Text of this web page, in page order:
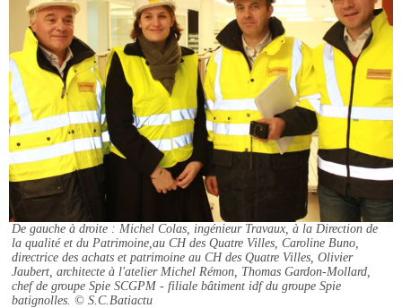
De gauche à droite : Michel Colas, ingénieur Travaux, à la Direction de
la qualité et du Patrimoine,au CH des Quatre Villes, Caroline Buno,
directrice des achats et patrimoine au CH des Quatre Villes, Olivier
Jaubert, architecte à l'atelier Michel Rémon, Thomas Gardon-Mollard,
chef de groupe Spie SCGPM - filiale bâtiment idf du groupe Spie
batignolles. © S.C.Batiactu